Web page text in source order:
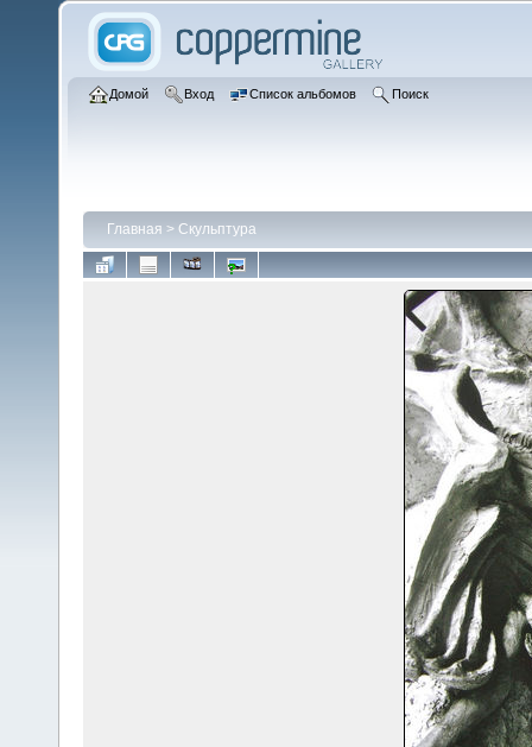
Домой Вход Список альбомов Поиск
Главная > Скульптура